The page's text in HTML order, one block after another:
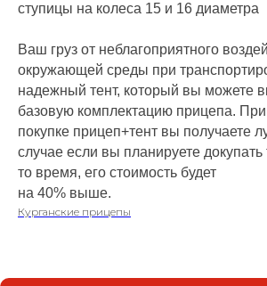
ступицы на колеса 15 и 16 диаметра
Ваш груз от неблагоприятного
окружающей среды при
надежный тент, который вы можете
базовую комплектацию прицепа.
покупке прицеп+тент вы получаете
случае если вы планируете докупать
то время, его стоимость будет
на 40% выше.
Курганские прицепы